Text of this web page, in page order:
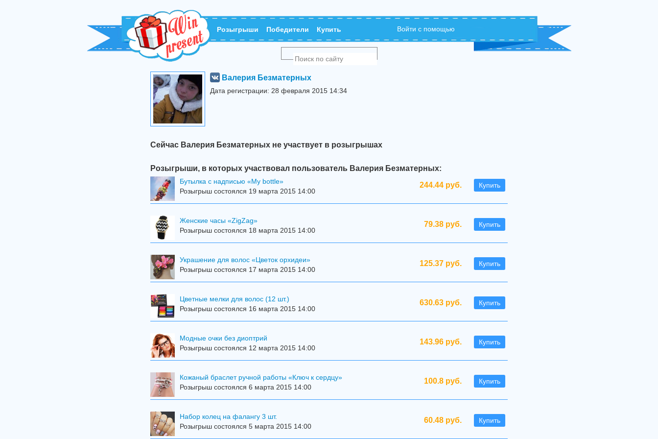
Розыгрыши Победители Купить Войти с помощью
Валерия Безматерных
Дата регистрации: 28 февраля 2015 14:34
Сейчас Валерия Безматерных не участвует в розыгрышах
Розыгрыши, в которых участвовал пользователь Валерия Безматерных:
244.44 руб. Купить
Бутылка с надписью «My bottle»
Розыгрыш состоялся 19 марта 2015 14:00
79.38 руб. Купить
Женские часы «ZigZag»
Розыгрыш состоялся 18 марта 2015 14:00
125.37 руб. Купить
Украшение для волос «Цветок орхидеи»
Розыгрыш состоялся 17 марта 2015 14:00
630.63 руб. Купить
Цветные мелки для волос (12 шт.)
Розыгрыш состоялся 16 марта 2015 14:00
143.96 руб. Купить
Модные очки без диоптрий
Розыгрыш состоялся 12 марта 2015 14:00
100.8 руб. Купить
Кожаный браслет ручной работы «Ключ к сердцу»
Розыгрыш состоялся 6 марта 2015 14:00
60.48 руб. Купить
Набор колец на фалангу 3 шт.
Розыгрыш состоялся 5 марта 2015 14:00